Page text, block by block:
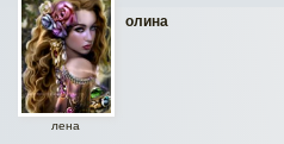
олина
лена